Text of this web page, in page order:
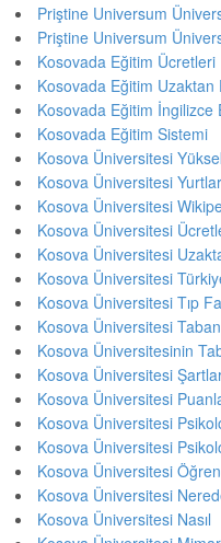
Priştine Universum
Priştine Universum
Kosovada Eğitim Ücretleri
Kosovada Eğitim Uzaktan
Kosovada Eğitim İngilizce
Kosovada Eğitim Sistemi
Kosova Üniversitesi
Kosova Üniversitesi
Kosova Üniversitesi
Kosova Üniversitesi
Kosova Üniversitesi
Kosova Üniversitesi
Kosova Üniversitesi Tıp
Kosova Üniversitesi
Kosova Üniversitesinin
Kosova Üniversitesi
Kosova Üniversitesi
Kosova Üniversitesi
Kosova Üniversitesi
Kosova Üniversitesi
Kosova Üniversitesi
Kosova Üniversitesi Nasıl